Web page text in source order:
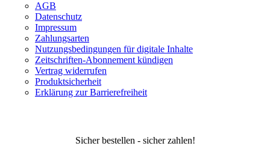
AGB
Datenschutz
Impressum
Zahlungsarten
Nutzungsbedingungen für digitale Inhalte
Zeitschriften-Abonnement kündigen
Vertrag widerrufen
Produktsicherheit
Erklärung zur Barrierefreiheit
Sicher bestellen - sicher zahlen!